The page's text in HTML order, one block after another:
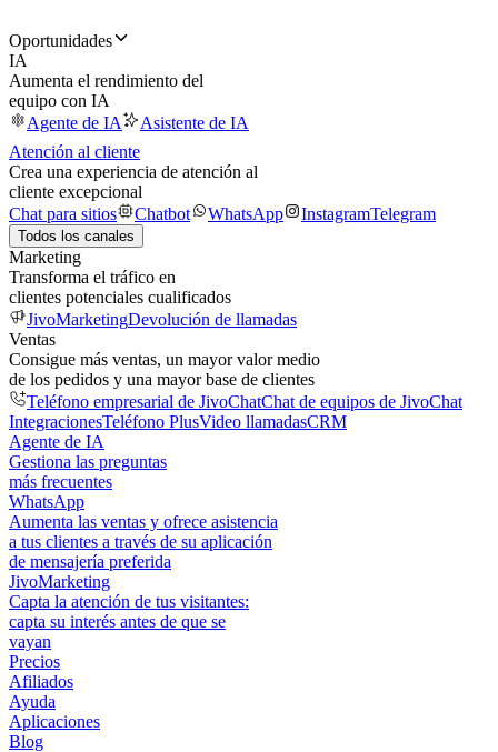
Oportunidades
IA
Aumenta el rendimiento del
equipo con IA
Agente de IA
Asistente de IA
Atención al cliente
Crea una experiencia de atención al
cliente excepcional
Chat para sitios
Chatbot WhatsApp InstagramTelegram
Todos los canales
Marketing
Transforma el tráfico en
clientes potenciales cualificados
JivoMarketingDevolución de llamadas
Ventas
Consigue más ventas, un mayor valor medio
de los pedidos y una mayor base de clientes
Teléfono empresarial de JivoChatChat de equipos de JivoChat
IntegracionesTeléfono PlusVideo llamadasCRM
Agente de IA
Gestiona las preguntas
más frecuentes
WhatsApp
Aumenta las ventas y ofrece asistencia
a tus clientes a través de su aplicación
de mensajería preferida
JivoMarketing
Capta la atención de tus visitantes:
capta su interés antes de que se
vayan
Precios
Afiliados
Ayuda
Aplicaciones
Blog